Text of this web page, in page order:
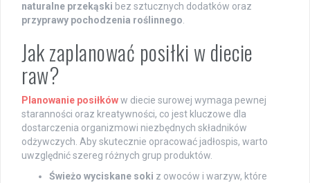
naturalne przekąski bez sztucznych dodatków oraz
przyprawy pochodzenia roślinnego.
Jak zaplanować posiłki w diecie
raw?
Planowanie posiłkóww diecie surowej wymaga pewnej
staranności oraz kreatywności, co jest kluczowe dla
dostarczenia organizmowi niezbędnych składników
odżywczych. Aby skutecznie opracować jadłospis, warto
uwzględnić szereg różnych grup produktów.
Świeżo wyciskane soki z owoców i warzyw, które